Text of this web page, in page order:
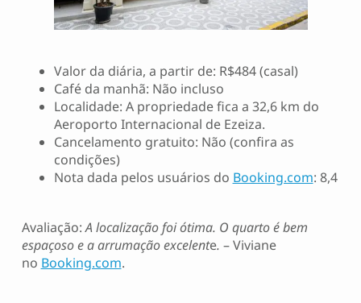
Valor da diária, a partir de: R$484 (casal)
Café da manhã: Não incluso
Localidade: A propriedade fica a 32,6 km do
Aeroporto Internacional de Ezeiza.
Cancelamento gratuito: Não (confira as
condições)
Nota dada pelos usuários do Booking.com: 8,4
Avaliação:A localização foi ótima. O quarto é bem
espaçoso e a arrumação excelente. – Viviane
no Booking.com.